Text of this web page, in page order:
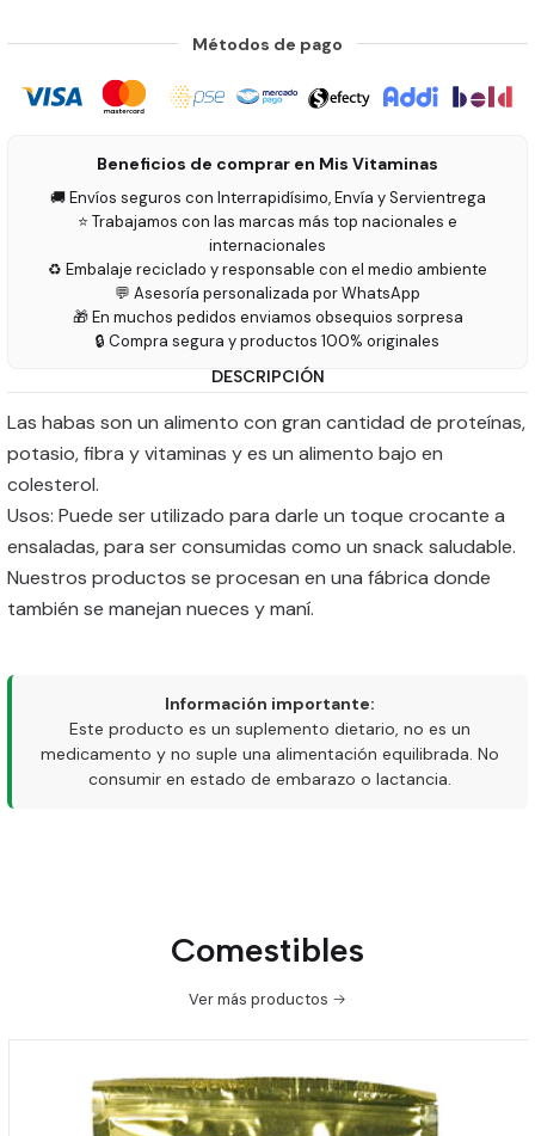
Métodos de pago
Beneficios de comprar en Mis Vitaminas
🚚 Envíos seguros con Interrapidísimo, Envía y Servientrega
⭐ Trabajamos con las marcas más top nacionales e
internacionales
♻️ Embalaje reciclado y responsable con el medio ambiente
💬 Asesoría personalizada por WhatsApp
🎁 En muchos pedidos enviamos obsequios sorpresa
🔒 Compra segura y productos 100% originales
DESCRIPCIÓN
Las habas son un alimento con gran cantidad de proteínas,
potasio, fibra y vitaminas y es un alimento bajo en
colesterol.
Usos: Puede ser utilizado para darle un toque crocante a
ensaladas, para ser consumidas como un snack saludable.
Nuestros productos se procesan en una fábrica donde
también se manejan nueces y maní.
Información importante:
Este producto es un suplemento dietario, no es un
medicamento y no suple una alimentación equilibrada. No
consumir en estado de embarazo o lactancia.
Comestibles
Ver más productos